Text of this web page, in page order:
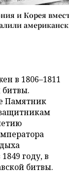
и Корея
в 1806–1811
битвы.
Памятник
году, в
битвы.